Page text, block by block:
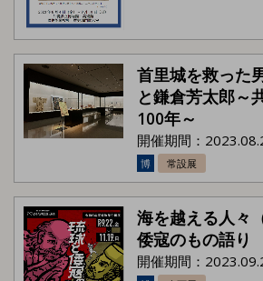
首里城を救っ
と鎌倉芳太郎～
100年～
開催期間：
博 常設展
海を越える人々
倭寇のもの語り
開催期間：